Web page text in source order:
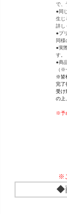
で、
●同
生じ
詳し
●プ
同様
●実
す。
●商
（※
※皆
完了
受け
の上
※予
※
◆